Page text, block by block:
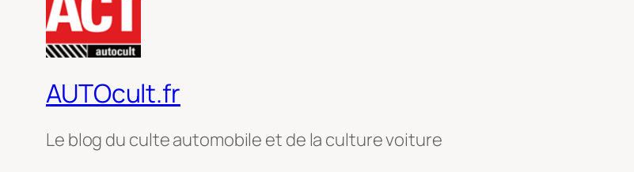
AUTOcult.fr
Le blog du culte automobile et de la culture voiture